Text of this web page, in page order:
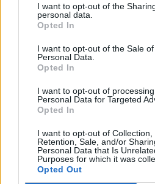
I want to opt-out of the
personal data.
Opted In
I want to opt-out of the Sale
Personal Data.
Opted In
I want to opt-out of
Personal Data for Targeted
Opted In
I want to opt-out of Collection,
Retention, Sale, and/or
Personal Data that Is
Purposes for which it was
Opted Out
gyűjteménye
Elyna Robbs:
Woody Allen